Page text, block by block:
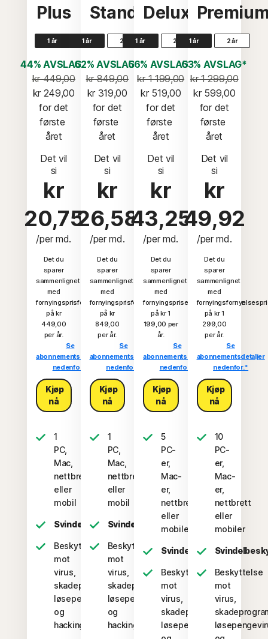
Plus
1 år
44% AVSLAG*
kr 449,00
kr 249,00
for det
første
året
Det vil
si
kr
20,75
/per md.
Det du
sparer
sammenlignet
med
fornyingsprisfornyelsesprisen
på kr
449,00
per år.
Se
abonnementsdetaljer
nedenfor.*
Kjøp
nå
1
PC,
Mac,
nettbrett
eller
mobil
Svindelbeskyttelse
Beskyttelse
mot
virus,
skadeprogram,
løsepengevirus
og
hacking
Standard
1 år 2 år
62% AVSLAG*
kr 849,00
kr 319,00
første
året
Det vil
si
kr
26,58
/per md.
Det du
sparer
sammenlignet
med
fornyingsprisfornyelsesprisen
på kr
849,00
per år.
Se
abonnementsdetaljer
nedenfor.*
Kjøp
nå
1
PC,
Mac,
nettbrett
eller
mobil
Svindelbeskyttelse
Beskyttelse
mot
virus,
skadeprogram,
løsepengevirus
og
hacking
Deluxe
1 år 2 år
56% AVSLAG*
kr 1 199,00
kr 519,00
for det
første
året
Det vil
si
kr
43,25
/per md.
Det du
sparer
sammenlignet
med
fornyingsprisenfornyelsesprisen
på kr 1
199,00 per
år.
Se
abonnementsdetaljer
nedenfor.*
Kjøp
nå
5
PC-
er,
Mac-
er,
nettbrett
eller
mobiler
Svindelbeskyttelse
Beskyttelse
mot
virus,
skadeprogram,
løsepengevirus
1 år 2 år
53% AVSLAG*
kr 1 299,00
kr 599,00
første
året
Det vil
si
kr
49,92
/per md.
Det du
sparer
sammenlignet
med
på kr 1
299,00
per år.
Se
abonnementsdetaljer
nedenfor.*
Kjøp
nå
10
PC-
er,
Mac-
er,
nettbrett
eller
mobiler
Beskyttelse
mot
virus,